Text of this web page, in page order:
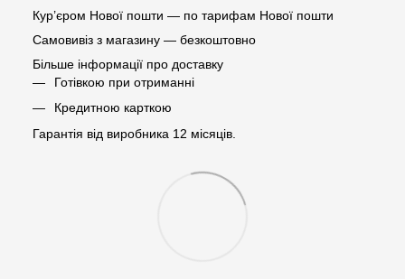
Кур’єром Нової пошти — по тарифам Нової пошти
Самовивіз з магазину — безкоштовно
Більше інформації про доставку
Готівкою при отриманні
Кредитною карткою
Гарантія від виробника 12 місяців.